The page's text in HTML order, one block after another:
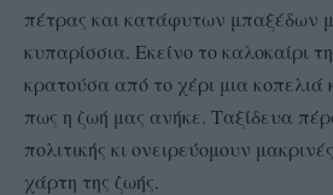
πέτρας και κατάφυτων μπαξέδων
κυπαρίσσια. Εκείνο το καλοκαίρι
κρατούσα από το χέρι μια κοπελιά
πως η ζωή μας ανήκε. Ταξίδευα
πολιτικής κι ονειρεύομουν
χάρτη της ζωής.